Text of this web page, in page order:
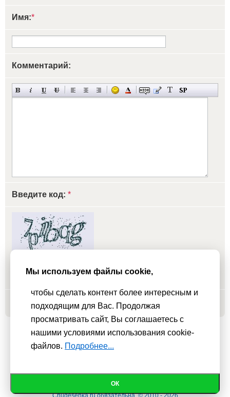
Имя:*
Комментарий:
Введите код: *
Добавить
При использовании материалов активная гиперссылка на
Сhudesenka.ru обязательна. © 2010 - 2026
Мы используем файлы cookie,
чтобы сделать контент более интересным и
подходящим для Вас. Продолжая
просматривать сайт, Вы соглашаетесь с
нашими условиями использования cookie-
файлов. Подробнее...
ОК